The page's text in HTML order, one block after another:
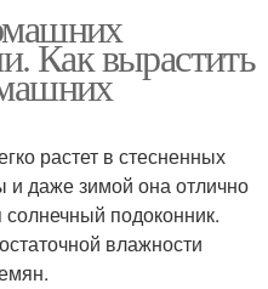
Как вырастить
растет в стесненных
и даже зимой она отлично
солнечный подоконник.
влажности